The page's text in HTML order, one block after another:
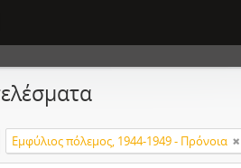
Εμφύλιος πόλεμος, 1944-1949 - Πρόνοια